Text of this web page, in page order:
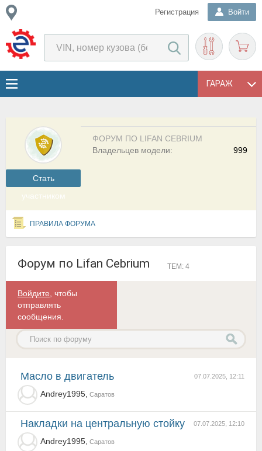
Регистрация Войти
ГАРАЖ
Cтать
участником
ФОРУМ ПО LIFAN CEBRIUM
999
Владельцев модели:
ПРАВИЛА ФОРУМА
Форум по Lifan Cebrium ТЕМ: 4
Войдите , чтобы
отправлять
сообщения.
07.07.2025, 12:11
Масло в двигатель
Andrey1995, Саратов
07.07.2025, 12:10
Накладки на центральную стойку
Andrey1995, Саратов